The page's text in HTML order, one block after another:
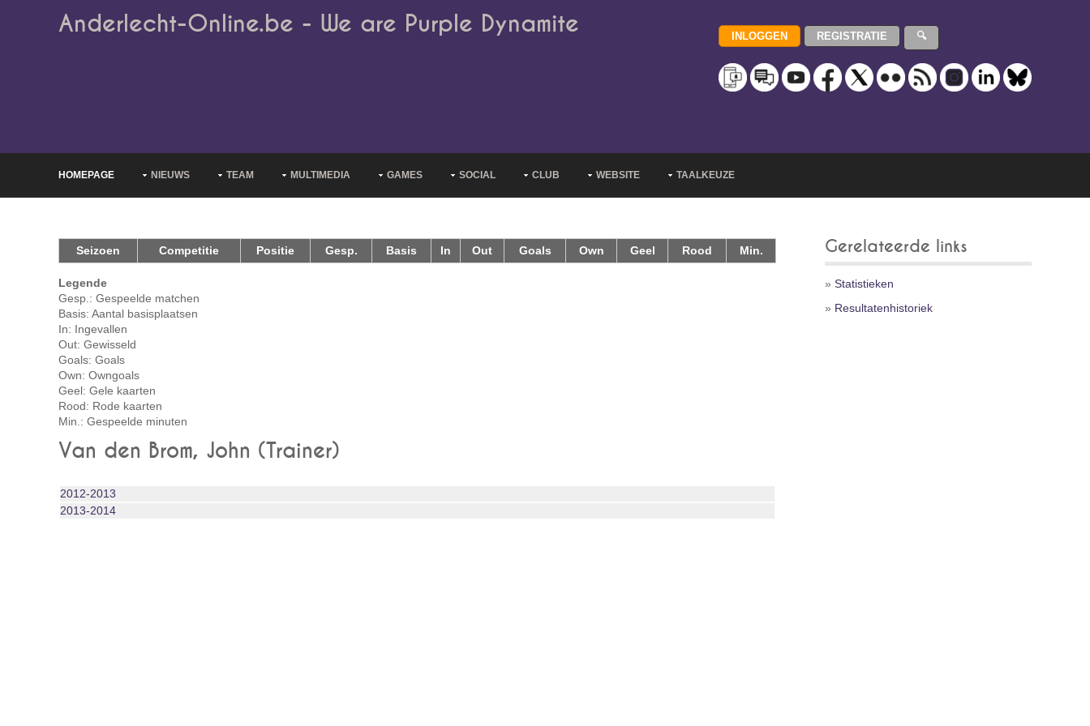
Anderlecht-Online.be - We are Purple Dynamite
HOMEPAGE NIEUWS TEAM MULTIMEDIA GAMES SOCIAL CLUB WEBSITE TAALKEUZE
Seizoen Competitie Positie Gesp. Basis In Out Goals Own Geel Rood Min.
Legende
Gesp.: Gespeelde matchen
Basis: Aantal basisplaatsen
In: Ingevallen
Out: Gewisseld
Goals: Goals
Own: Owngoals
Geel: Gele kaarten
Rood: Rode kaarten
Min.: Gespeelde minuten
Van den Brom, John (Trainer)
2012‑2013
2013‑2014
Gerelateerde links
» Statistieken
» Resultatenhistoriek